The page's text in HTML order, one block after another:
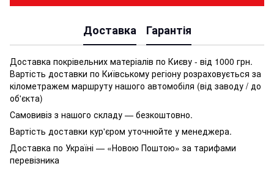
Доставка Гарантія
Доставка покрівельних матеріалів по Києву - від 1000 грн.
Вартість доставки по Київському регіону розраховується за
кілометражем маршруту нашого автомобіля (від заводу / до
об'єкта)
Самовивіз з нашого складу — безкоштовно.
Вартість доставки кур'єром уточнюйте у менеджера.
Доставка по Україні — «Новою Поштою» за тарифами
перевізника